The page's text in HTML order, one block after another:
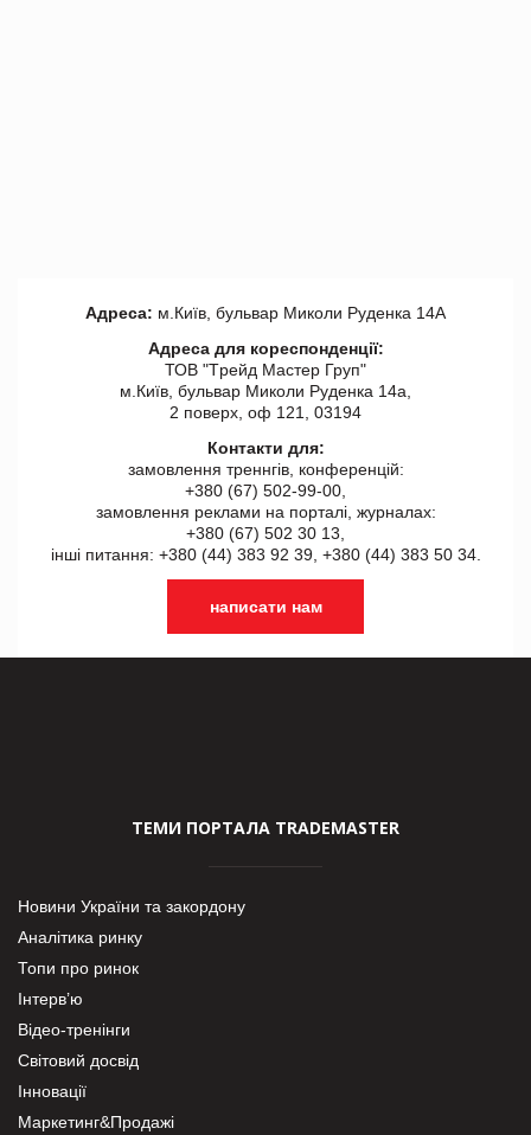
Адреса: м.Київ, бульвар Миколи Руденка 14А
Адреса для кореспонденції:
ТОВ "Tрейд Мастер Груп"
м.Київ, бульвар Миколи Руденка 14а,
2 поверх, оф 121, 03194
Контакти для:
замовлення треннгів, конференцій:
+380 (67) 502-99-00,
замовлення реклами на порталі, журналах:
+380 (67) 502 30 13,
інші питання: +380 (44) 383 92 39, +380 (44) 383 50 34.
написати нам
ТЕМИ ПОРТАЛА TRADEMASTER
Новини України та закордону
Аналітика ринку
Топи про ринок
Інтерв’ю
Відео-тренінги
Світовий досвід
Інновації
Маркетинг&Продажі